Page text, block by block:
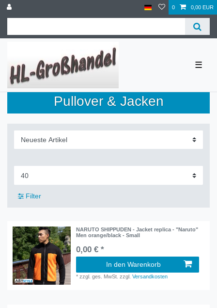
0 0,00 EUR
☰
Pullover & Jacken
Filter
NARUTO SHIPPUDEN - Jacket replica - "Naruto"
Men orange/black - Small
0,00 € *
In den Warenkorb
*zzgl. ges. MwSt. zzgl.Versandkosten